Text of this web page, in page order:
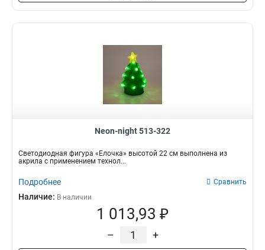
Neon-night 513-322
Светодиодная фигура «Елочка» высотой 22 см выполнена из
акрила с применением технол...
Подробнее Сравнить
Наличие: В наличии
1 013,93 ₽
– +